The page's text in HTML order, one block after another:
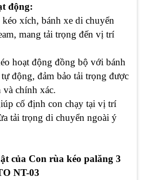
động:
xích, bánh xe di chuyển
mang tải trọng đến vị trí
hoạt động đồng bộ với bánh
động, đảm bảo tải trọng được
và chính xác.
cố định con chạy tại vị trí
tải trọng di chuyển ngoài ý
của Con rùa kéo palăng 3
NT-03